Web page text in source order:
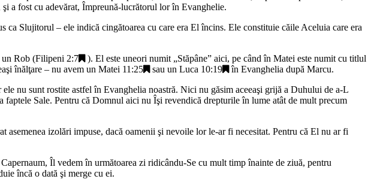
a fost cu adevărat, Împreună-lucrătorul lor în Evanghelie.
ca Slujitorul – ele indică cingătoarea cu care era El încins. Ele constituie căile Aceluia care era
un Rob (Filipeni 2:7 ). El este uneori numit „Stăpâne” aici, pe când în Matei este numit cu titlul
înălţare – nu avem un Matei 11:25 sau un Luca 10:19
în Evanghelia după Marcu.
ele nu sunt rostite astfel în Evanghelia noastră. Nici nu găsim aceeaşi grijă a Duhului de a-L
Sale. Pentru că Domnul aici nu Îşi revendică drepturile în lume atât de mult precum
izolări impuse, dacă oamenii şi nevoile lor le-ar fi necesitat. Pentru că El nu ar fi
Îl vedem în următoarea zi ridicându-Se cu mult timp înainte de ziuă, pentru
încă o dată şi merge cu ei.